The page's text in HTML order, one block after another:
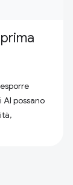
possano